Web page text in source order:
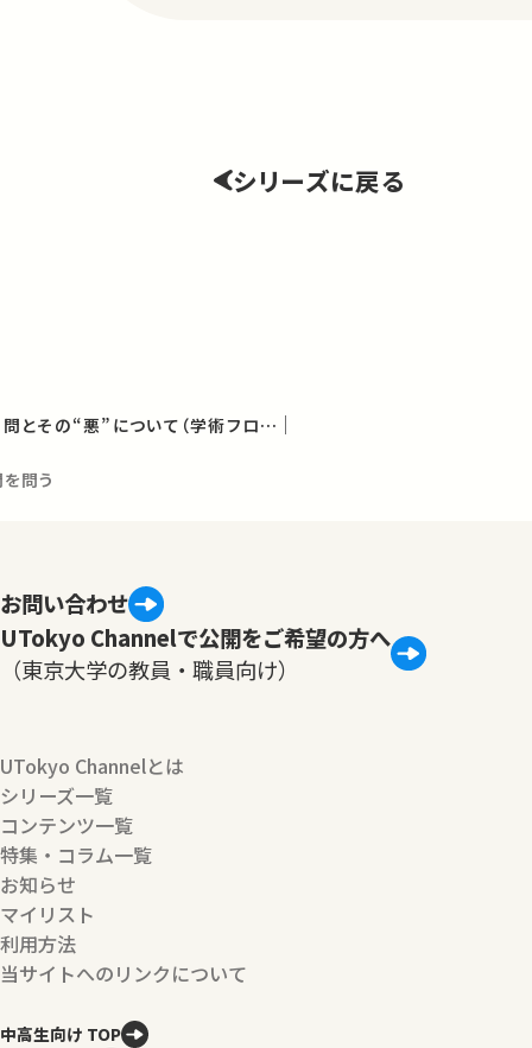
シリーズに戻る
30年後の世界へ ― 学問とその“悪”について（学術フロンティア講義）
問う
お問い合わせ
UTokyo Channelで公開をご希望の方へ
（東京大学の教員・職員向け）
UTokyo Channelとは
シリーズ一覧
コンテンツ一覧
特集・コラム一覧
お知らせ
マイリスト
利用方法
当サイトへのリンクについて
中高生向け TOP